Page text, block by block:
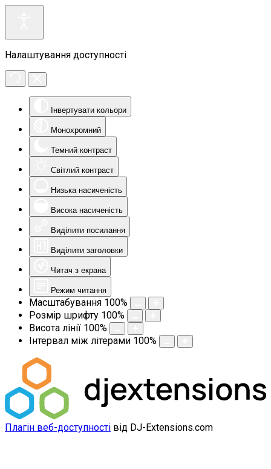
Налаштування доступності
Інвертувати кольори
Монохромний
Темний контраст
Світлий контраст
Низька насиченість
Висока насиченість
Виділити посилання
Виділити заголовки
Читач з екрана
Режим читання
Масштабування 100%
Розмір шрифту 100%
Висота лінії 100%
Інтервал між літерами 100%
Плагін веб-доступності від DJ-Extensions.com